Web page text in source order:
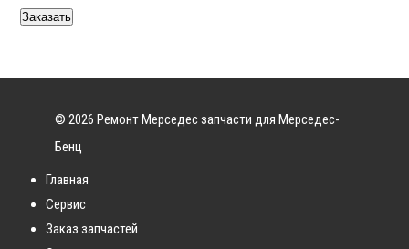
© 2026 Ремонт Мерседес запчасти для Мерседес-
Бенц
Главная
Сервис
Заказ запчастей